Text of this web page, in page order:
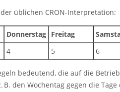
üblichen CRON-Interpretation:
Donnerstag Freitag
4 5 6
bedeutend, die auf die
den Wochentag gegen die